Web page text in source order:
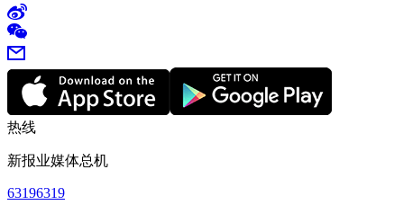
热线
新报业媒体总机
63196319